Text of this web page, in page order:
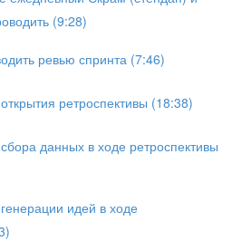
(9:28)
ревью спринта (7:46)
ретроспективы (18:38)
данных в ходе ретроспективы
идей в ходе